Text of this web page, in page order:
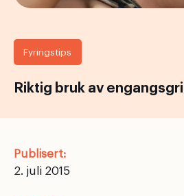
Fyringstips
Riktig bruk av engangsgrill
Publisert:
2. juli 2015